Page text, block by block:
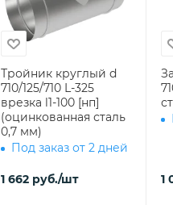
Тройник круглый d
710/125/710 L-325
врезка l1-100 [нп]
(оцинкованная сталь
0,7 мм)
Под заказ от 2 дней
1 662 руб./шт
710
1